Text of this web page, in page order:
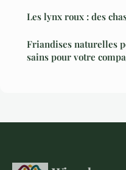
Les lynx roux : des
Friandises naturelles
sains pour votre